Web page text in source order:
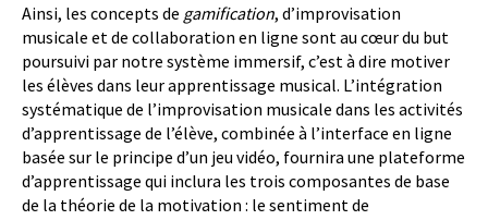
Ainsi, les concepts de gamification, d’improvisation
musicale et de collaboration en ligne sont au cœur du but
poursuivi par notre système immersif, c’est à dire motiver
les élèves dans leur apprentissage musical. L’intégration
systématique de l’improvisation musicale dans les activités
d’apprentissage de l’élève, combinée à l’interface en ligne
basée sur le principe d’un jeu vidéo, fournira une plateforme
d’apprentissage qui inclura les trois composantes de base
de la théorie de la motivation : le sentiment de